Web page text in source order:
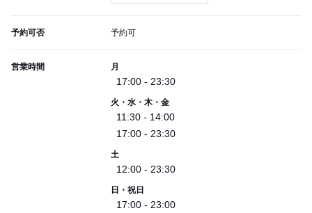
予約可否 予約可
営業時間 月
17:00 - 23:30
火・水・木・金
11:30 - 14:00
17:00 - 23:30
土
12:00 - 23:30
日・祝日
17:00 - 23:00